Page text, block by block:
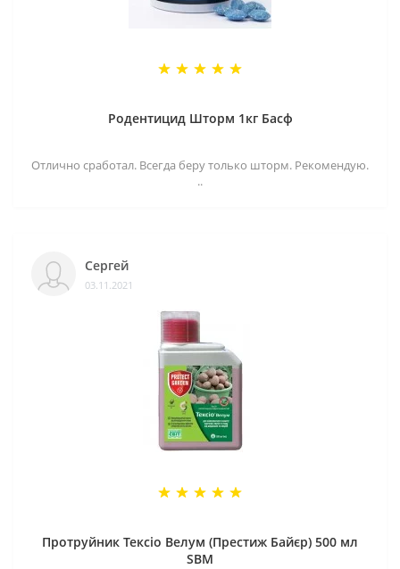
Родентицид Шторм 1кг Басф
Отлично сработал. Всегда беру только шторм. Рекомендую.
..
Сергей
03.11.2021
Протруйник Тексіо Велум (Престиж Байєр) 500 мл
SBM